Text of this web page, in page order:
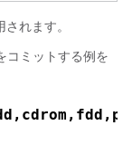
れます。
コミットする例を